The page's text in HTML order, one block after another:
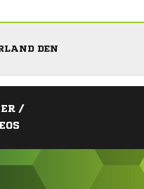
DEN
/